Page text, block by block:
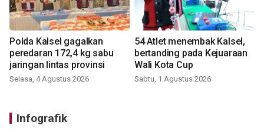
Polda Kalsel gagalkan
peredaran 172,4 kg sabu
jaringan lintas provinsi
Selasa, 4 Agustus 2026
54 Atlet menembak Kalsel,
bertanding pada Kejuaraan
Wali Kota Cup
Sabtu, 1 Agustus 2026
Infografik